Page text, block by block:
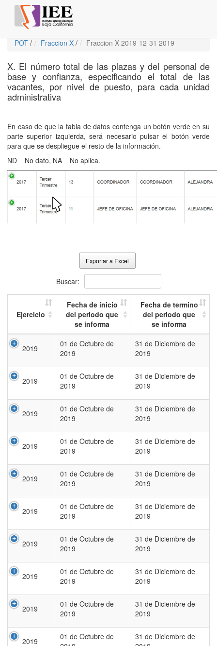
POT / Fraccion X / Fraccion X 2019-12-31 2019
X. El número total de las plazas y del personal de
base y confianza, especificando el total de las
vacantes, por nivel de puesto, para cada unidad
administrativa
En caso de que la tabla de datos contenga un botón verde en su
parte superior izquierda, será necesario pulsar el botón verde
para que se despliegue el resto de la información.
ND = No dato, NA = No aplica.
Exportar a Excel
Buscar:
Ejercicio
Fecha de inicio
del periodo que
se informa
Fecha de termino
del periodo que
se informa
2019
01 de Octubre de
2019
31 de Diciembre de
2019
2019
01 de Octubre de
2019
31 de Diciembre de
2019
2019
01 de Octubre de
2019
31 de Diciembre de
2019
2019
01 de Octubre de
2019
31 de Diciembre de
2019
2019
01 de Octubre de
2019
31 de Diciembre de
2019
2019
01 de Octubre de
2019
31 de Diciembre de
2019
2019
01 de Octubre de
2019
31 de Diciembre de
2019
2019
01 de Octubre de
2019
31 de Diciembre de
2019
2019
01 de Octubre de
2019
31 de Diciembre de
2019
2019
01 de Octubre de
31 de Diciembre de